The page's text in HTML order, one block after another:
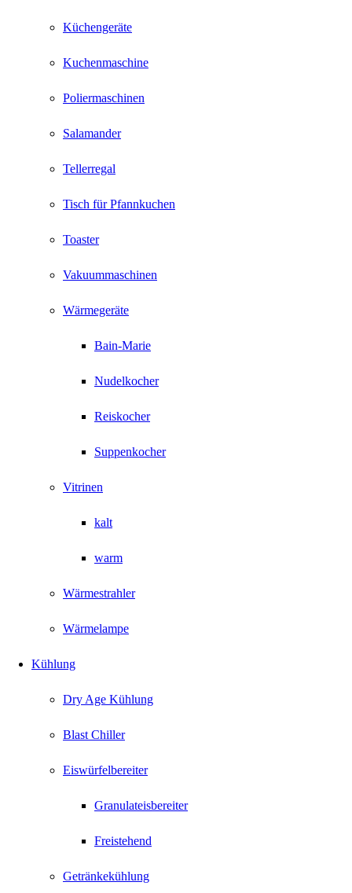
Küchengeräte
Kuchenmaschine
Poliermaschinen
Salamander
Tellerregal
Tisch für Pfannkuchen
Toaster
Vakuummaschinen
Wärmegeräte
Bain-Marie
Nudelkocher
Reiskocher
Suppenkocher
Vitrinen
kalt
warm
Wärmestrahler
Wärmelampe
Kühlung
Dry Age Kühlung
Blast Chiller
Eiswürfelbereiter
Granulateisbereiter
Freistehend
Getränkekühlung